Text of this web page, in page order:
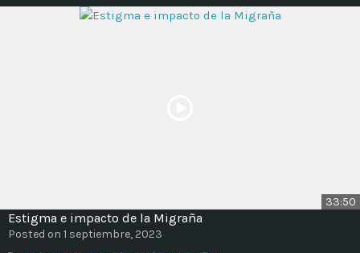
Time
33:50
Estigma e impacto de la Migraña
Posted on 1 septiembre, 2023